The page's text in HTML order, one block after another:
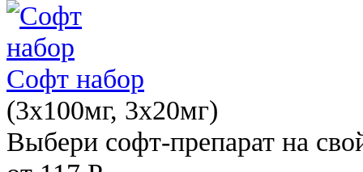
Софт набор
(3x100мг, 3x20мг)
Выбери софт-препарат на